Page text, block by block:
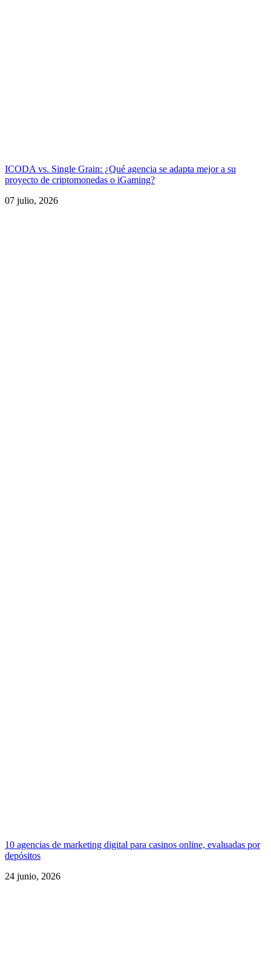
ICODA vs. Single Grain: ¿Qué agencia se adapta mejor a su
proyecto de criptomonedas o iGaming?
07 julio, 2026
10 agencias de marketing digital para casinos online, evaluadas por
depósitos
24 junio, 2026